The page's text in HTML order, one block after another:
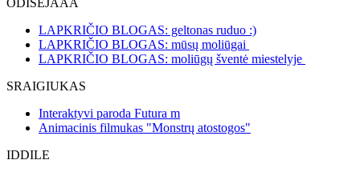
LAPKRIČIO BLOGAS: geltonas ruduo :)
LAPKRIČIO BLOGAS: mūsų moliūgai
LAPKRIČIO BLOGAS: moliūgų šventė miestelyje
SRAIGIUKAS
Interaktyvi paroda Futura m
Animacinis filmukas "Monstrų atostogos"
IDDILE